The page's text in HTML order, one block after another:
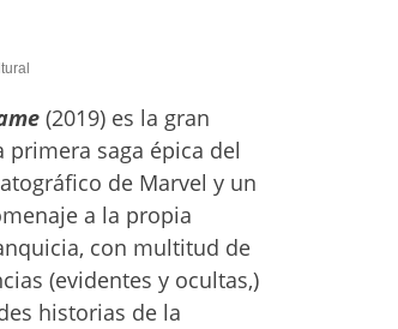
(2019) es la gran
primera saga épica del
de Marvel y un
a la propia
con multitud de
(evidentes y ocultas,)
historias de la